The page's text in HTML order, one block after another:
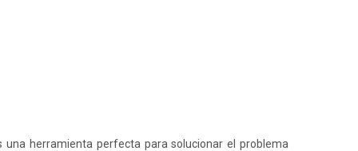
una herramienta perfecta para solucionar el problema